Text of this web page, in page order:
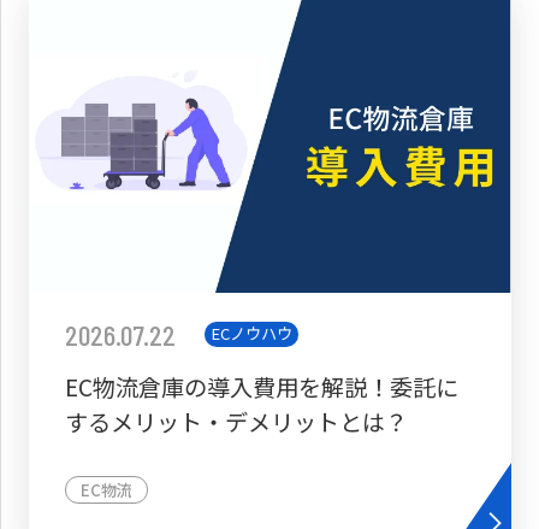
2026.07.22 ECノウハウ
EC物流倉庫の導入費用を解説！委託に
するメリット・デメリットとは？
EC物流